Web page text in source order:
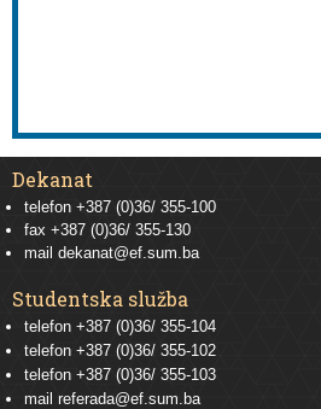
Dekanat
telefon +387 (0)36/ 355-100
fax +387 (0)36/ 355-130
mail dekanat@ef.sum.ba
Studentska služba
telefon +387 (0)36/ 355-104
telefon +387 (0)36/ 355-102
telefon +387 (0)36/ 355-103
mail referada@ef.sum.ba